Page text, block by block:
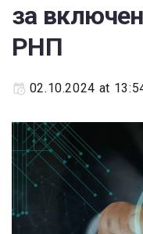
за
РНП
02.10.2024 at